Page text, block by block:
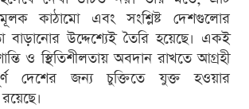
কাঠামো এবং সংশ্লিষ্ট দেশগুলোর
বাড়ানোর উদ্দেশ্যেই তৈরি হয়েছে। একই
ও স্থিতিশীলতায় অবদান রাখতে আগ্রহী
দেশের জন্য চুক্তিতে যুক্ত হওয়ার